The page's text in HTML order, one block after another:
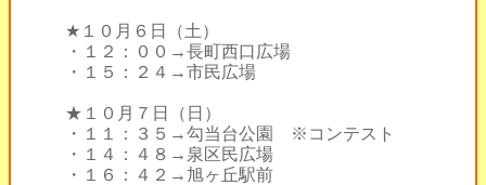
★１０月６日（土）
・１２：００→長町西口広場
・１５：２４→市民広場
★１０月７日（日）
・１１：３５→勾当台公園 ※コンテスト
・１４：４８→泉区民広場
・１６：４２→旭ヶ丘駅前